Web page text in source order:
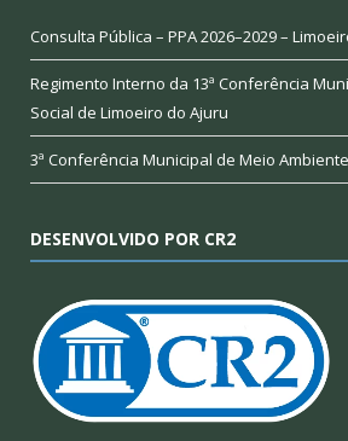
Consulta Pública – PPA 2026–2029 –
Regimento Interno da 13ª Conferência
Social de Limoeiro do Ajuru
3ª Conferência Municipal de Meio Ambiente
DESENVOLVIDO POR CR2